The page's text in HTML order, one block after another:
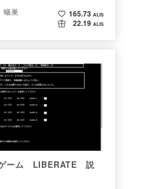
蟻巣
165.73 ALIS
22.19 ALIS
ゲーム LIBERATE 説